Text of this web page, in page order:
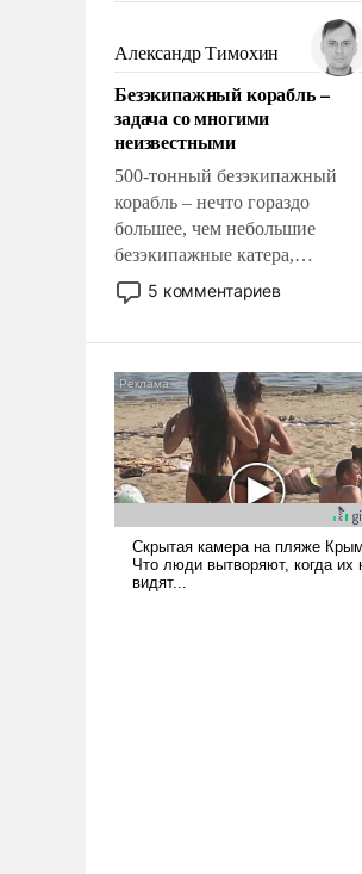
чем она отличается от просто
образованных людей. Иногда
казалось, что эти вопросы
решены раз и навсегда, но –
нет, не решены.
Александр Тимохин
Безэкипажный корабль –
задача со многими
неизвестными
500-тонный безэкипажный
корабль – нечто гораздо
большее, чем небольшие
безэкипажные катера,
применение которых уже
стало обыденностью. Задача по
и ее реализация радикально
поднимет наши боевые
возможности.
5 комментариев